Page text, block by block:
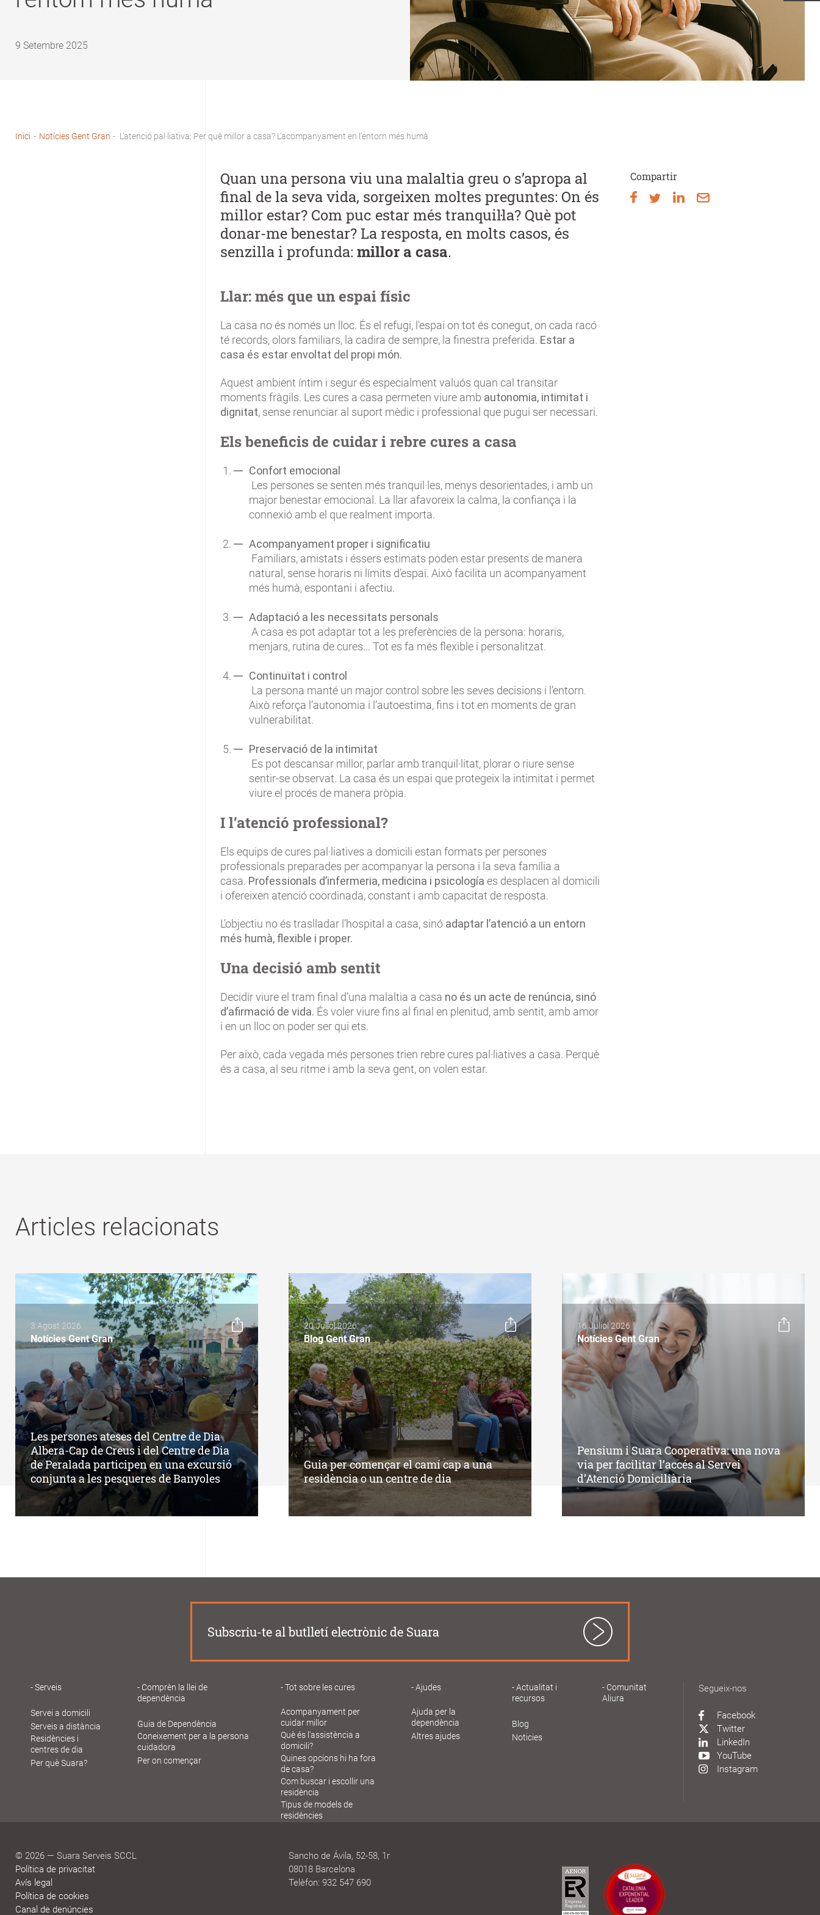
9 Setembre 2025
Inici - Notícies Gent Gran - L’atenció pal·liativa: Per què millor a casa? L’acompanyament en l’entorn més humà
Compartir
Quan una persona viu una malaltia greu o s’apropa al
final de la seva vida, sorgeixen moltes preguntes: On és
millor estar? Com puc estar més tranquil·la? Què pot
donar-me benestar? La resposta, en molts casos, és
senzilla i profunda: millor a casa.
Llar: més que un espai físic
La casa no és només un lloc. És el refugi, l'espai on tot és conegut, on cada racó
té records, olors familiars, la cadira de sempre, la finestra preferida. Estar a
casa és estar envoltat del propi món.
Aquest ambient íntim i segur és especialment valuós quan cal transitar
moments fràgils. Les cures a casa permeten viure amb autonomia, intimitat i
dignitat, sense renunciar al suport mèdic i professional que pugui ser necessari.
Els beneficis de cuidar i rebre cures a casa
Confort emocional
Les persones se senten més tranquil·les, menys desorientades, i amb un
major benestar emocional. La llar afavoreix la calma, la confiança i la
connexió amb el que realment importa.
Acompanyament proper i significatiu
Familiars, amistats i éssers estimats poden estar presents de manera
natural, sense horaris ni límits d’espai. Això facilita un acompanyament
més humà, espontani i afectiu.
Adaptació a les necessitats personals
A casa es pot adaptar tot a les preferències de la persona: horaris,
menjars, rutina de cures... Tot es fa més flexible i personalitzat.
Continuïtat i control
La persona manté un major control sobre les seves decisions i l’entorn.
Això reforça l’autonomia i l’autoestima, fins i tot en moments de gran
vulnerabilitat.
Preservació de la intimitat
Es pot descansar millor, parlar amb tranquil·litat, plorar o riure sense
sentir-se observat. La casa és un espai que protegeix la intimitat i permet
viure el procés de manera pròpia.
I l’atenció professional?
Els equips de cures pal·liatives a domicili estan formats per persones
professionals preparades per acompanyar la persona i la seva família a
casa. Professionals d’infermeria, medicina i psicología es desplacen al domicili
i ofereixen atenció coordinada, constant i amb capacitat de resposta.
L’objectiu no és traslladar l’hospital a casa, sinó adaptar l’atenció a un entorn
més humà, flexible i proper.
Una decisió amb sentit
Decidir viure el tram final d’una malaltia a casa no és un acte de renúncia, sinó
d’afirmació de vida. És voler viure fins al final en plenitud, amb sentit, amb amor
i en un lloc on poder ser qui ets.
Per això, cada vegada més persones trien rebre cures pal·liatives a casa. Perquè
és a casa, al seu ritme i amb la seva gent, on volen estar.
Articles relacionats
3 Agost 2026
Notícies Gent Gran
Les persones ateses del Centre de Dia
Albera-Cap de Creus i del Centre de Dia
de Peralada participen en una excursió
conjunta a les pesqueres de Banyoles
20 Juliol 2026
Blog Gent Gran
Guia per començar el camí cap a una
residència o un centre de dia
16 Juliol 2026
Notícies Gent Gran
Pensium i Suara Cooperativa: una nova
via per facilitar l’accés al Servei
d’Atenció Domiciliària
Subscriu-te al butlletí electrònic de Suara
principal
Gent
Gran
Serveis
Servei a domicili
Serveis a distància
Residències i
centres de dia
Per què Suara?
Comprèn la llei de
dependència
Guia de Dependència
Coneixement per a la persona
cuidadora
Per on començar
Tot sobre les cures
Acompanyament per
cuidar millor
Què és l'assistència a
domicili?
Quines opcions hi ha fora
de casa?
Com buscar i escollir una
residència
Tipus de models de
residències
Ajudes
Ajuda per la
dependència
Altres ajudes
Actualitat i
recursos
Blog
Noticies
Comunitat
Aliura
Segueix-nos
Facebook
Twitter
LinkedIn
YouTube
Instagram
© 2026 — Suara Serveis SCCL
Política de privacitat
Avís legal
Política de cookies
Canal de denúncies
Sancho de Ávila, 52-58, 1r
08018 Barcelona
Telèfon: 932 547 690